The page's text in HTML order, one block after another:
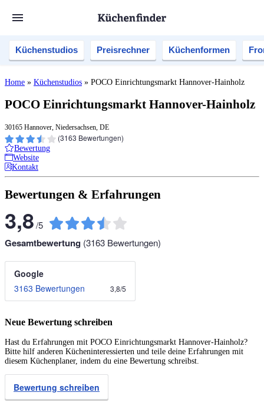
Küchenstudios Preisrechner Küchenformen
Home » Küchenstudios » POCO Einrichtungsmarkt Hannover-Hainholz
POCO Einrichtungsmarkt Hannover-Hainholz
30165 Hannover, Niedersachsen, DE
(3163 Bewertungen)
Bewertung
Website
Kontakt
Bewertungen & Erfahrungen
3,8/5
Gesamtbewertung (3163 Bewertungen)
Google
3163 Bewertungen
3,8/5
Neue Bewertung schreiben
Hast du Erfahrungen mit POCO Einrichtungsmarkt Hannover-Hainholz?
Bitte hilf anderen Kücheninteressierten und teile deine Erfahrungen mit
diesem Küchenplaner, indem du eine Bewertung schreibst.
Bewertung schreiben